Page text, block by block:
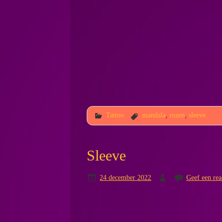
Tattoo mandala rozen ,sleeve
Sleeve
24 december 2022 Geef een